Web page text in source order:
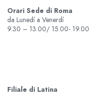
Orari Sede di Roma
da Lunedí a Venerdí
9.30 – 13.00/ 15.00- 19.00
Filiale di Latina